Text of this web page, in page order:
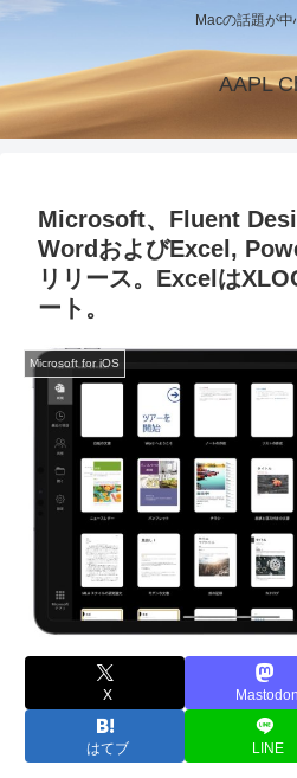
Macの話題が中
AAPL
Microsoft、Fluent
WordおよびExcel,
リリース。Excelは
ート。
Microsoft for iOS
X Mastodon
はてブ LINE